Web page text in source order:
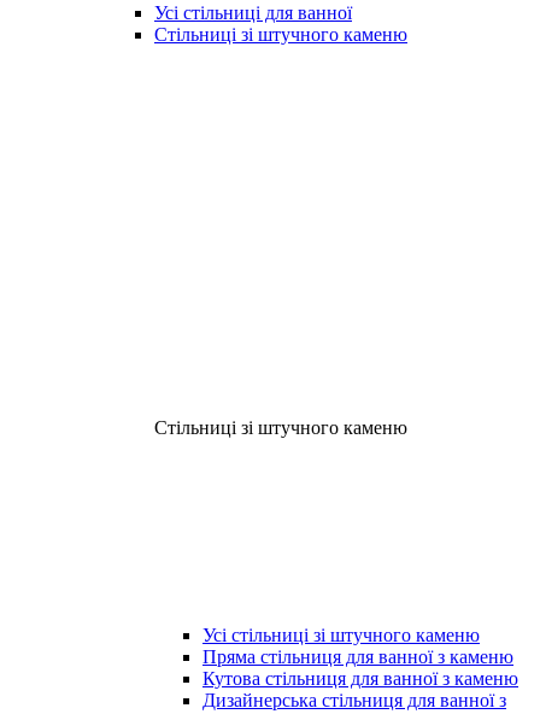
Усі стільниці для ванної
Стільниці зі штучного каменю
Стільниці зі штучного каменю
Усі стільниці зі штучного каменю
Пряма стільниця для ванної з каменю
Кутова стільниця для ванної з каменю
Дизайнерська стільниця для ванної з